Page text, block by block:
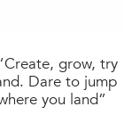
grow, try
Dare to jump
you land”